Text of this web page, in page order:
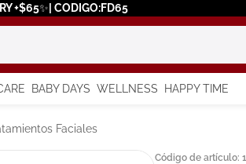
+$65✨| CODIGO:FD65
BABY DAYS WELLNESS HAPPY TIME
Faciales
Código de artículo: